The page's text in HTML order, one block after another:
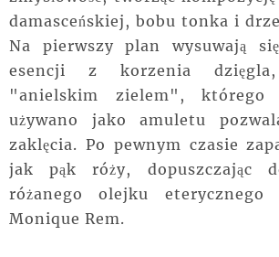
damasceńskiej, bobu tonka i
Na pierwszy plan wysuwają
esencji z korzenia dzięgla,
"anielskim zielem", którego
używano jako amuletu
zaklęcia. Po pewnym czasie
jak pąk róży, dopuszczając
różanego olejku eterycznego
Monique Rem.